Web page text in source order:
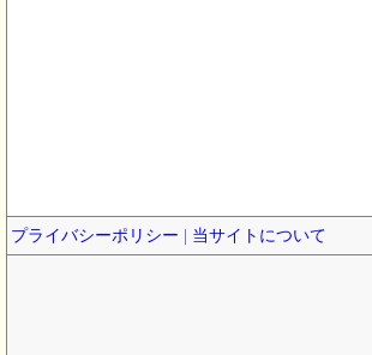
プライバシーポリシー 当サイトについて